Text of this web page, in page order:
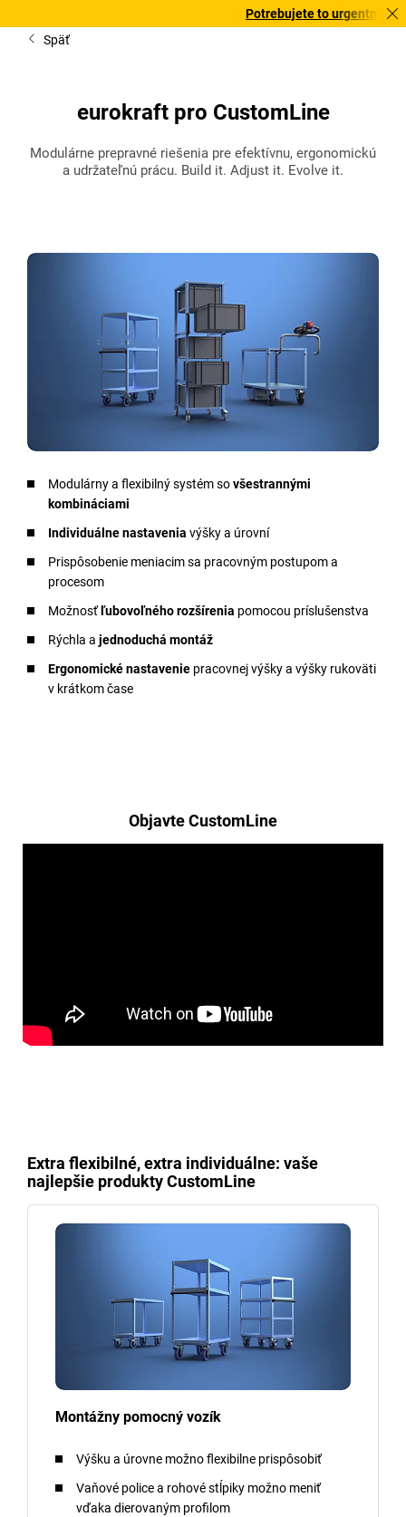
Potrebujete to urgentne?
Späť
eurokraft pro CustomLine
Modulárne prepravné riešenia pre efektívnu, ergonomickú
a udržateľnú prácu. Build it. Adjust it. Evolve it.
Modulárny a flexibilný systém sovšestrannými
kombináciami
Individuálne nastavenia výšky a úrovní
Prispôsobenie meniacim sa pracovným postupom a
procesom
Možnosť ľubovoľného rozšírenia pomocou príslušenstva
Rýchla a jednoduchá montáž
Ergonomické nastavenie pracovnej výšky a výšky rukoväti
v krátkom čase
Objavte CustomLine
Extra flexibilné, extra individuálne: vaše
najlepšie produkty CustomLine
Montážny pomocný vozík
Výšku a úrovne možno flexibilne prispôsobiť
Vaňové police a rohové stĺpiky možno meniť
vďaka dierovaným profilom